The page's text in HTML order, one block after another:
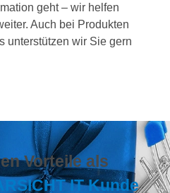
geht – wir helfen
Auch bei Produkten
unterstützen wir Sie gern
Vorteile als
IT Kunde